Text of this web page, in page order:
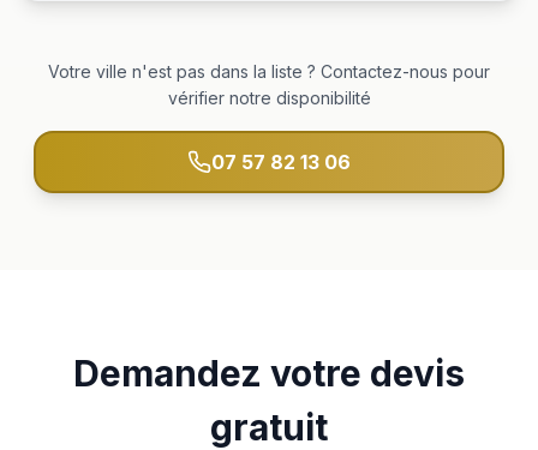
Votre ville n'est pas dans la liste ? Contactez-nous pour
vérifier notre disponibilité
07 57 82 13 06
Demandez votre devis
gratuit